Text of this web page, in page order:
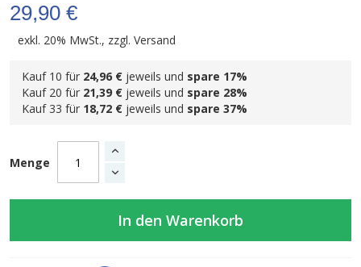
29,90 €
exkl. 20% MwSt., zzgl. Versand
Kauf 10 für 24,96 € jeweils und spare 17%
Kauf 20 für 21,39 € jeweils und spare 28%
Kauf 33 für 18,72 € jeweils und spare 37%
Menge
In den Warenkorb